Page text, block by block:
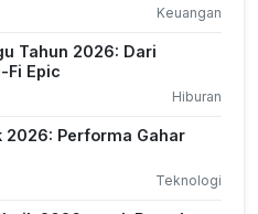
Keuangan
Tahun 2026: Dari
Fi Epic
Hiburan
2026: Performa Gahar
Teknologi